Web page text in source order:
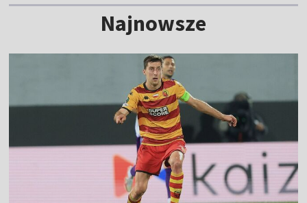
Kiedy mecze Jagiellonii w el. Ligi Europy?